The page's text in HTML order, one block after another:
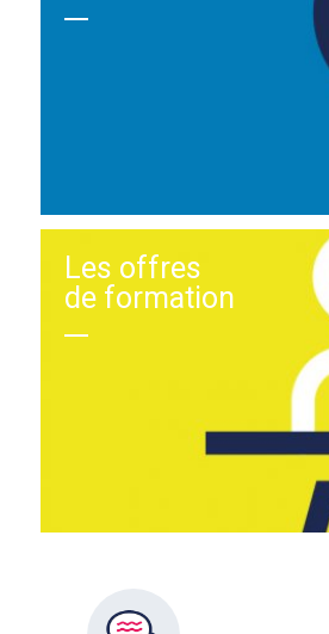
Les offres
de formation